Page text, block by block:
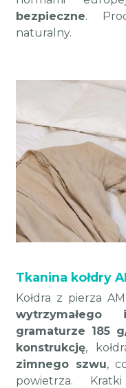
bezpieczne.
naturalny.
Tkanina kołdry
Kołdra z pierza
gramaturze 185
konstrukcję,
zimnego szwu,
powietrza.